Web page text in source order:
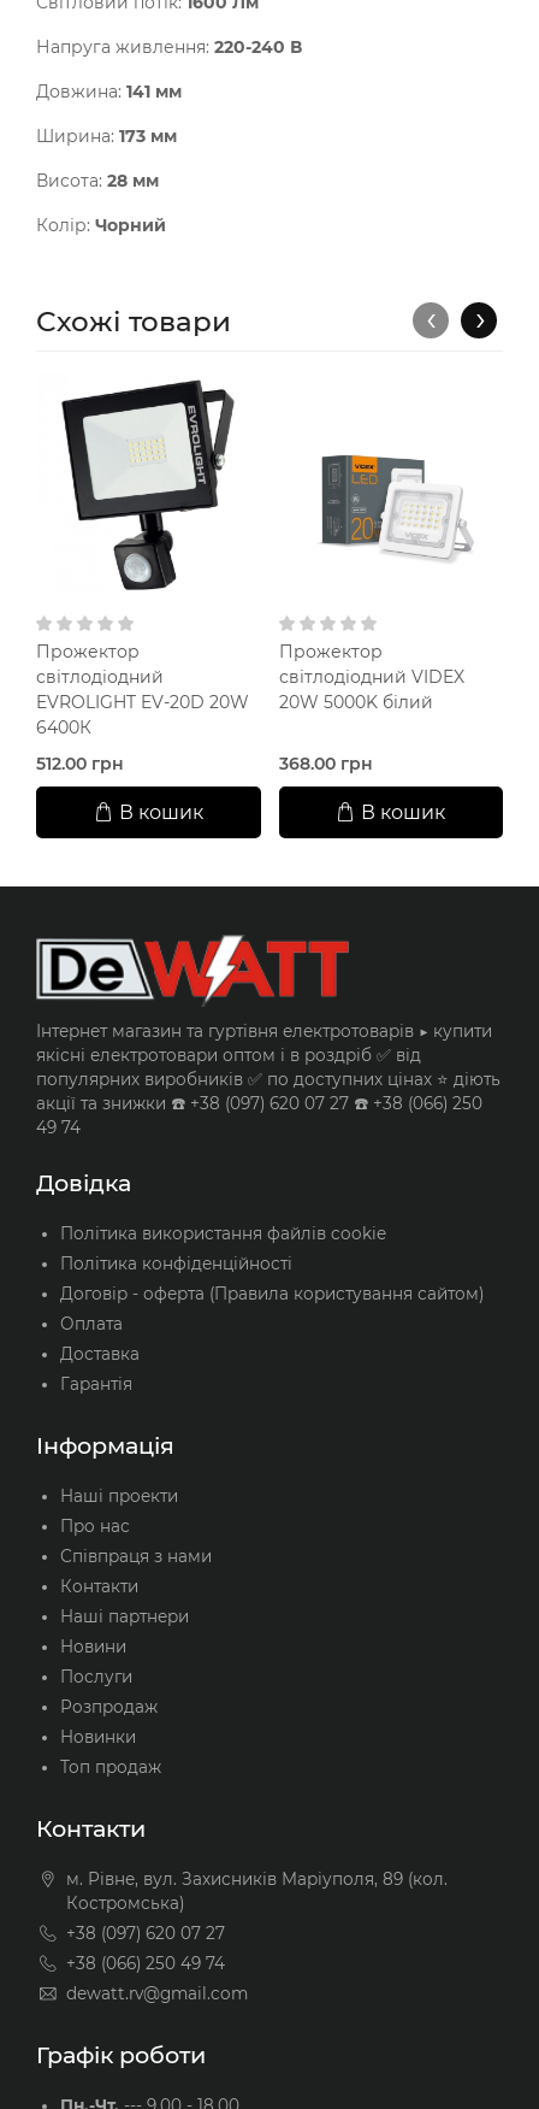
Напруга живлення: 220-240 В
Довжина: 141 мм
Ширина: 173 мм
Висота: 28 мм
Колір: Чорний
Схожі товари
Прожектор
світлодіодний
EVROLIGHT EV-20D 20W
6400К
512.00 грн
В кошик
Прожектор
світлодіодний VIDEX
20W 5000K білий
368.00 грн
В кошик
‹ ›
Інтернет магазин та гуртівня електротоварів ▶️ купити
якісні електротовари оптом і в роздріб ✅ від
популярних виробників ✅ по доступних цінах ⭐ діють
акції та знижки ☎️ +38 (097) 620 07 27 ☎️ +38 (066) 250
49 74
Довідка
Політика використання файлів cookie
Політика конфіденційності
Договір - оферта (Правила користування сайтом)
Оплата
Доставка
Гарантія
Інформація
Наші проекти
Про нас
Співпраця з нами
Контакти
Наші партнери
Новини
Послуги
Розпродаж
Новинки
Топ продаж
Контакти
м. Рівне, вул. Захисників Маріуполя, 89 (кол.
Костромська)
+38 (097) 620 07 27
+38 (066) 250 49 74
dewatt.rv@gmail.com
Графік роботи
Пн.-Чт. --- 9.00 - 18.00